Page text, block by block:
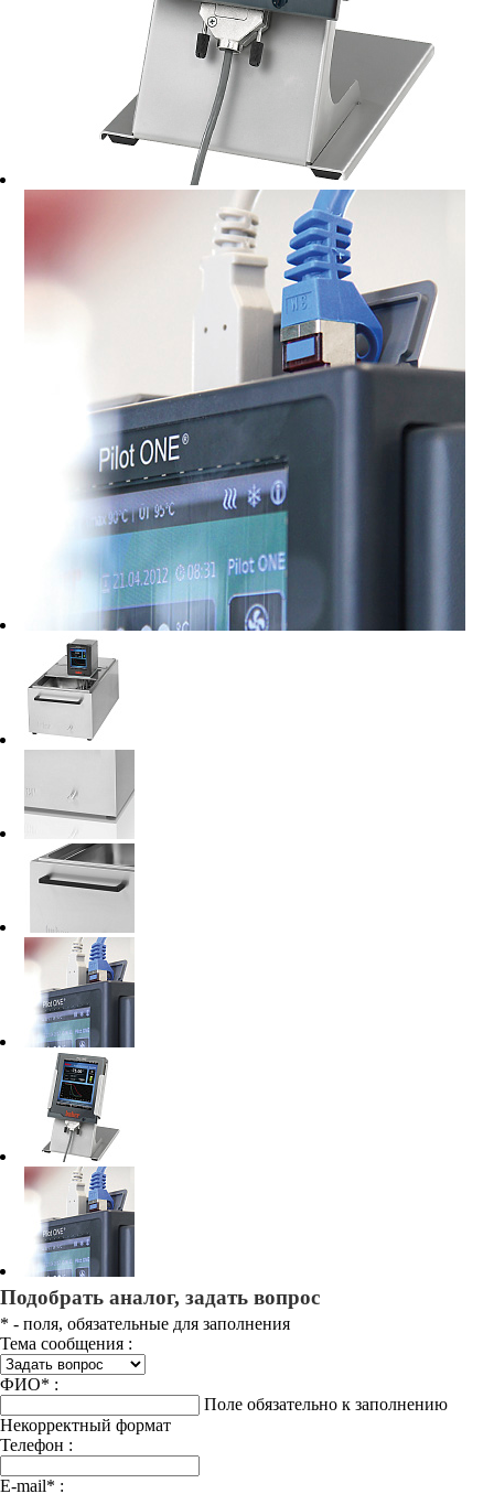
Подобрать аналог, задать вопрос
* - поля, обязательные для заполнения
Тема сообщения :
ФИО* :
Поле обязательно к заполнению
Некорректный формат
Телефон :
E-mail* :